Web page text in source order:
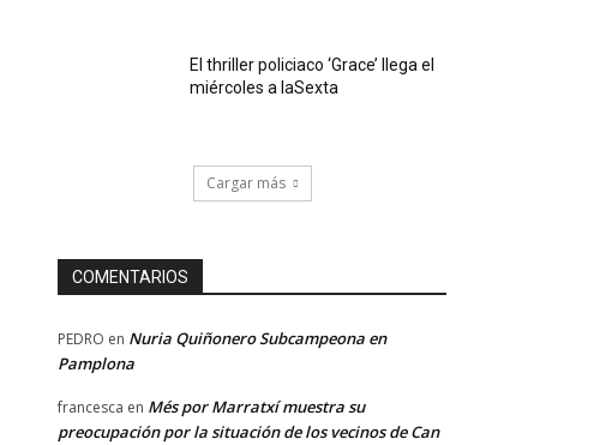
El thriller policiaco ‘Grace’ llega el
miércoles a laSexta
Cargar más
COMENTARIOS
PEDRO en Nuria Quiñonero Subcampeona en
Pamplona
francesca en Més por Marratxí muestra su
preocupación por la situación de los vecinos de Can